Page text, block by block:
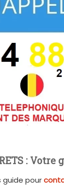
: Votre
guide pour